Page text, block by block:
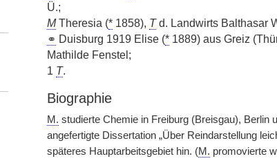
Ü.;
MTheresia (*1858), Td. Landwirts Balthasar
⚭ Duisburg 1919 Elise (*1889) aus Greiz
Mathilde Fenstel;
1 T.
Biographie
M. studierte Chemie in Freiburg (Breisgau), Berlin
angefertigte Dissertation „Über Reindarstellung
späteres Hauptarbeitsgebiet hin. (M. promovierte